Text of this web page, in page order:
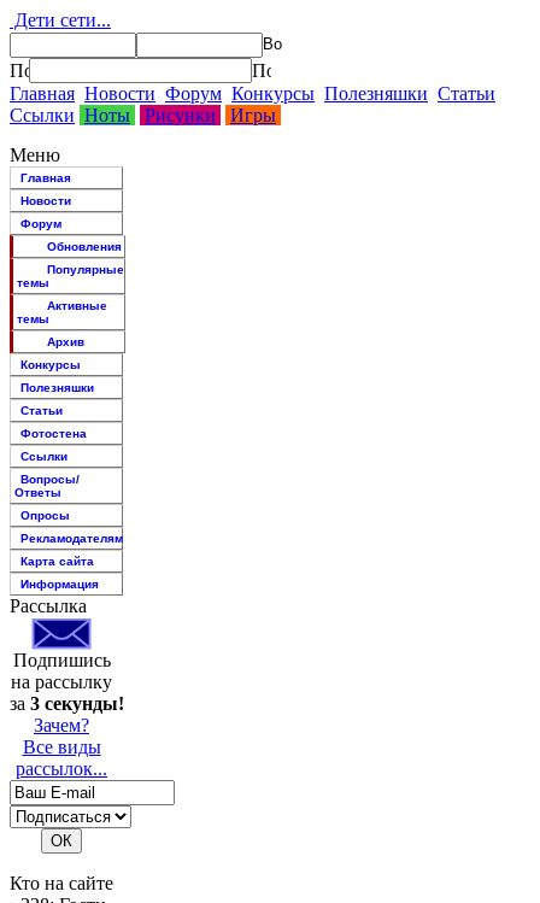
Дети сети...
Главная Новости Форум Конкурсы Полезняшки Статьи
Ссылки Ноты Рисунки
Игры
Меню
Главная
Новости
Форум
Обновления
Популярные
темы
Активные
темы
Архив
Конкурсы
Полезняшки
Статьи
Фотостена
Ссылки
Вопросы/
Ответы
Опросы
Рекламодателям
Карта сайта
Информация
Рассылка
Подпишись
на рассылку
за 3 секунды!
Зачем?
Все виды
рассылок...
Кто на сайте